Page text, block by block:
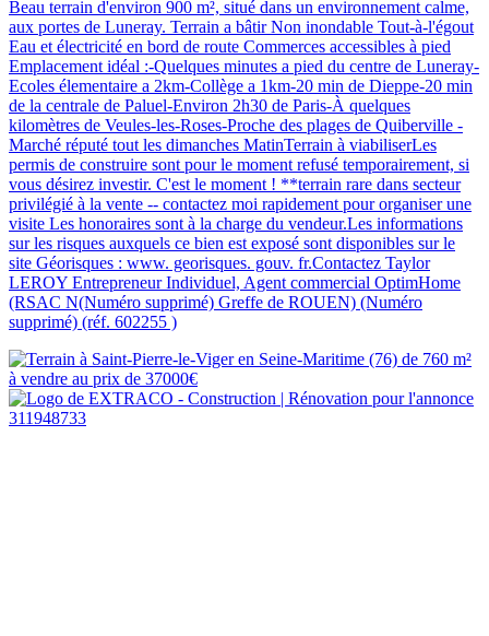
Beau terrain d'environ 900 m², situé dans un environnement calme,
aux portes de Luneray. Terrain a bâtir Non inondable Tout-à-l'égout
Eau et électricité en bord de route Commerces accessibles à pied
Emplacement idéal :-Quelques minutes a pied du centre de Luneray-
Ecoles élementaire a 2km-Collège a 1km-20 min de Dieppe-20 min
de la centrale de Paluel-Environ 2h30 de Paris-À quelques
kilomètres de Veules-les-Roses-Proche des plages de Quiberville -
Marché réputé tout les dimanches MatinTerrain à viabiliserLes
permis de construire sont pour le moment refusé temporairement, si
vous désirez investir. C'est le moment ! **terrain rare dans secteur
privilégié à la vente -- contactez moi rapidement pour organiser une
visite Les honoraires sont à la charge du vendeur.Les informations
sur les risques auxquels ce bien est exposé sont disponibles sur le
site Géorisques : www. georisques. gouv. fr.Contactez Taylor
LEROY Entrepreneur Individuel, Agent commercial OptimHome
(RSAC N(Numéro supprimé) Greffe de ROUEN) (Numéro
supprimé) (réf. 602255 )